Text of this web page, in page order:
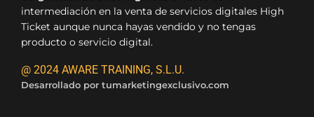
intermediación en la venta de servicios digitales High
Ticket aunque nunca hayas vendido y no tengas
producto o servicio digital.
@ 2024 AWARE TRAINING, S.L.U.
Desarrollado por tumarketingexclusivo.com